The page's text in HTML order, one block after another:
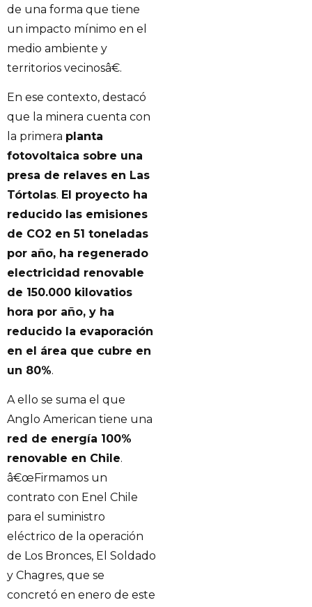
de una forma que tiene
un impacto mínimo en el
medio ambiente y
territorios vecinosâ€.
En ese contexto, destacó
que la minera cuenta con
la primera planta
fotovoltaica sobre una
presa de relaves en Las
Tórtolas. El proyecto ha
reducido las emisiones
de CO2 en 51 toneladas
por año, ha regenerado
electricidad renovable
de 150.000 kilovatios
hora por año, y ha
reducido la evaporación
en el área que cubre en
un 80%.
A ello se suma el que
Anglo American tiene una
red de energía 100%
renovable en Chile.
â€œFirmamos un
contrato con Enel Chile
para el suministro
eléctrico de la operación
de Los Bronces, El Soldado
y Chagres, que se
concretó en enero de este